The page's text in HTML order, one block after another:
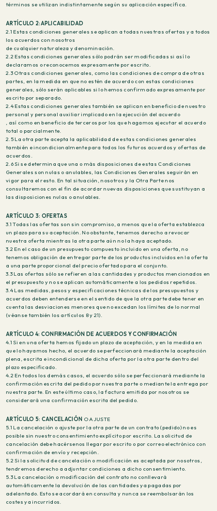
términos se utilizan indistintamente según su aplicación específica.
ARTÍCULO 2:APLICABILIDAD
2.1 Estas condiciones generales se aplican a todas nuestras ofertas y a todos
los acuerdos con nosotros
de cualquier naturaleza y denominación.
2.2 Estas condiciones generales sólo podrán ser modificadas si así lo
declaramos o reconocemos expresamente por escrito.
2.3 Otras condiciones generales, como las condiciones de compra de otras
partes, en la medida en que no estén de acuerdo con estas condiciones
generales, sólo serán aplicables si lo hemos confirmado expresamente por
escrito por separado.
2.4 Estas condiciones generales también se aplican en beneficio de nuestro
personal y personal auxiliar implicado en la ejecución del acuerdo
, así como en beneficio de terceros por los que hagamos ejecutar el acuerdo
total o parcialmente.
2.5 La otra parte acepta la aplicabilidad de estas condiciones generales
también e incondicionalmente para todos los futuros acuerdos y ofertas de
acuerdos.
2.6 Si se determina que una o más disposiciones de estas Condiciones
Generales son nulas o anulables, las Condiciones Generales seguirán en
vigor para el resto. En tal situación, nosotros y la Otra Parte nos
consultaremos con el fin de acordar nuevas disposiciones que sustituyan a
las disposiciones nulas o anulables.
ARTÍCULO 3: OFERTAS
3.1 Todas las ofertas son sin compromiso, a menos que la oferta establezca
un plazo para su aceptación. No obstante, tenemos derecho a revocar
nuestra oferta mientras la otra parte aún no la haya aceptado.
3.2 En el caso de un presupuesto compuesto incluido en una oferta, no
tenemos obligación de entregar parte de los productos incluidos en la oferta
a una parte proporcional del precio ofertado para el conjunto.
3.3 Las ofertas sólo se refieren a las cantidades y productos mencionados en
el presupuesto y no se aplican automáticamente a los pedidos repetidos.
3.4 Las medidas, pesos y especificaciones técnicas de los presupuestos y
acuerdos deben entenderse en el sentido de que la otra parte debe tener en
cuenta las desviaciones menores que no excedan los límites de lo normal
(véanse también los artículos 8 y 21).
ARTÍCULO 4: CONFIRMACIÓN DE ACUERDOS Y CONFIRMACIÓN
4.1 Si en una oferta hemos fijado un plazo de aceptación, y en la medida en
que lo hayamos hecho, el acuerdo se perfeccionará mediante la aceptación
plena, escrita e incondicional de dicha oferta por la otra parte dentro del
plazo especificado.
4.2 En todos los demás casos, el acuerdo sólo se perfeccionará mediante la
confirmación escrita del pedido por nuestra parte o mediante la entrega por
nuestra parte. En este último caso, la factura emitida por nosotros se
considerará una confirmación escrita del pedido.
ARTÍCULO 5: CANCELACIÓN O AJUSTE
5.1 La cancelación o ajuste por la otra parte de un contrato (pedido) no es
posible sin nuestro consentimiento explícito por escrito. La solicitud de
cancelación debe hacérsenos llegar por escrito o por correo electrónico con
confirmación de envío y recepción.
5.2 Si la solicitud de cancelación o modificación es aceptada por nosotros,
tendremos derecho a adjuntar condiciones a dicho consentimiento.
5.3 La cancelación o modificación del contrato no conllevará
automáticamente la devolución de las cantidades ya pagadas por
adelantado. Esto se acordará en consulta y nunca se reembolsarán los
costes ya incurridos.